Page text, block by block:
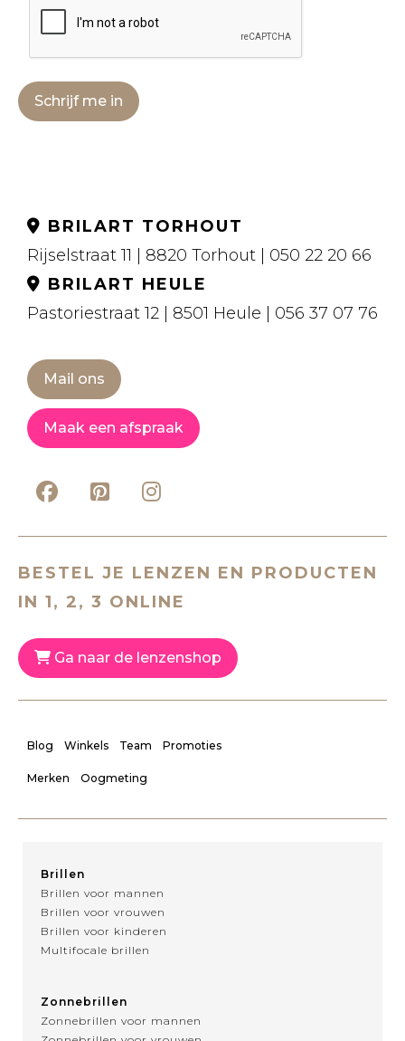
Schrijf me in
BRILART TORHOUT
Rijselstraat 11 | 8820 Torhout | 050 22 20 66
BRILART HEULE
Pastoriestraat 12 | 8501 Heule | 056 37 07 76
Mail ons
Maak een afspraak
BESTEL JE LENZEN EN PRODUCTEN
IN 1, 2, 3 ONLINE
Ga naar de lenzenshop
Blog Winkels Team Promoties
Merken Oogmeting
Brillen
Brillen voor mannen
Brillen voor vrouwen
Brillen voor kinderen
Multifocale brillen
Zonnebrillen
Zonnebrillen voor mannen